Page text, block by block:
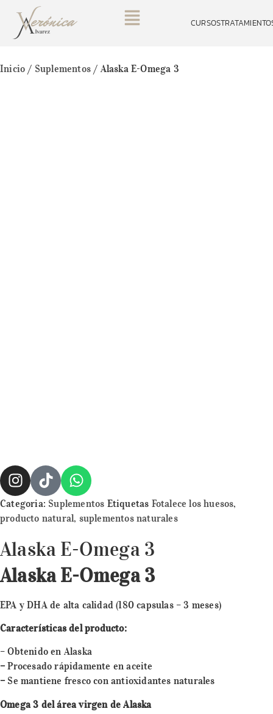
CURSOS
Inicio / Suplementos / Alaska E-Omega 3
Categoria: Suplementos Etiquetas Fotalece los huesos,
producto natural, suplementos naturales
Alaska E-Omega 3
Alaska E-Omega 3
EPA y DHA de alta calidad (180 capsulas – 3 meses)
Características del producto:
– Obtenido en Alaska
– Procesado rápidamente en aceite
– Se mantiene fresco con antioxidantes naturales
Omega 3 del área virgen de Alaska